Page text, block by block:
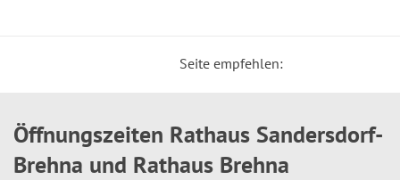
Seite empfehlen:
Öffnungszeiten Rathaus Sandersdorf-
Brehna und Rathaus Brehna